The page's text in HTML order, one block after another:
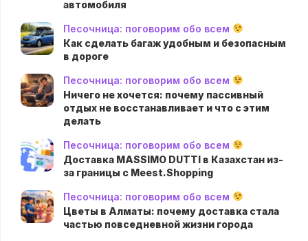
автомобиля
Песочница: поговорим обо всем
Как сделать багаж удобным и безопасным
в дороге
Песочница: поговорим обо всем
Ничего не хочется: почему пассивный
отдых не восстанавливает и что с этим
делать
Песочница: поговорим обо всем
Доставка MASSIMO DUTTI в Казахстан из-
за границы с Meest.Shopping
Песочница: поговорим обо всем
Цветы в Алматы: почему доставка стала
частью повседневной жизни города